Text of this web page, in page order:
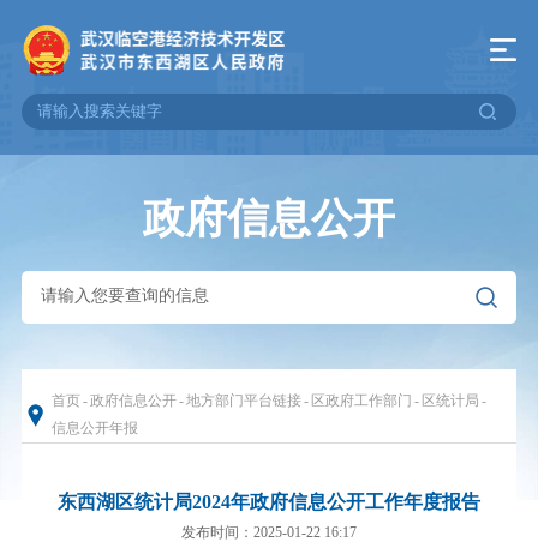
政府信息公开
首页-政府信息公开-地方部门平台链接- 区政府工作部门 - 区统计局 -
信息公开年报
东西湖区统计局2024年政府信息公开工作年度报告
发布时间：2025-01-22 16:17